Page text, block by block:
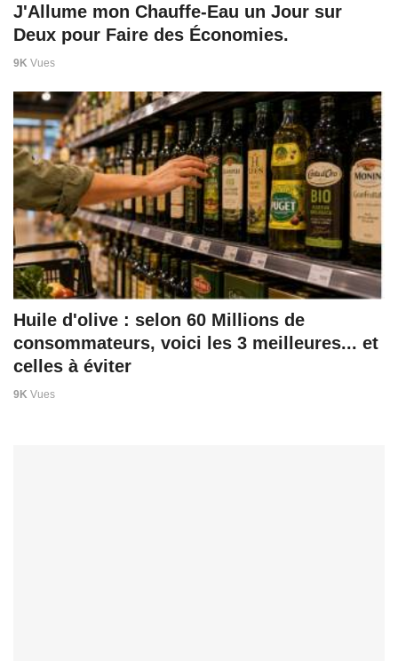
J'Allume mon Chauffe-Eau un Jour sur
Deux pour Faire des Économies.
9K Vues
Huile d'olive : selon 60 Millions de
consommateurs, voici les 3 meilleures... et
celles à éviter
9K Vues